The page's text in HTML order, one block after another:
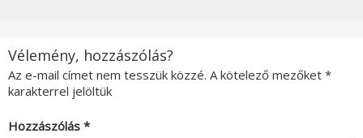
Vélemény, hozzászólás?
Az e-mail címet nem tesszük közzé. A kötelező mezőket *
karakterrel jelöltük
Hozzászólás *